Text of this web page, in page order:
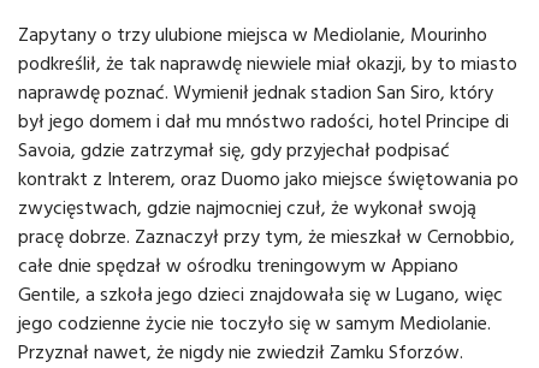
Zapytany o trzy ulubione miejsca w Mediolanie, Mourinho
podkreślił, że tak naprawdę niewiele miał okazji, by to miasto
naprawdę poznać. Wymienił jednak stadion San Siro, który
był jego domem i dał mu mnóstwo radości, hotel Principe di
Savoia, gdzie zatrzymał się, gdy przyjechał podpisać
kontrakt z Interem, oraz Duomo jako miejsce świętowania po
zwycięstwach, gdzie najmocniej czuł, że wykonał swoją
pracę dobrze. Zaznaczył przy tym, że mieszkał w Cernobbio,
całe dnie spędzał w ośrodku treningowym w Appiano
Gentile, a szkoła jego dzieci znajdowała się w Lugano, więc
jego codzienne życie nie toczyło się w samym Mediolanie.
Przyznał nawet, że nigdy nie zwiedził Zamku Sforzów.